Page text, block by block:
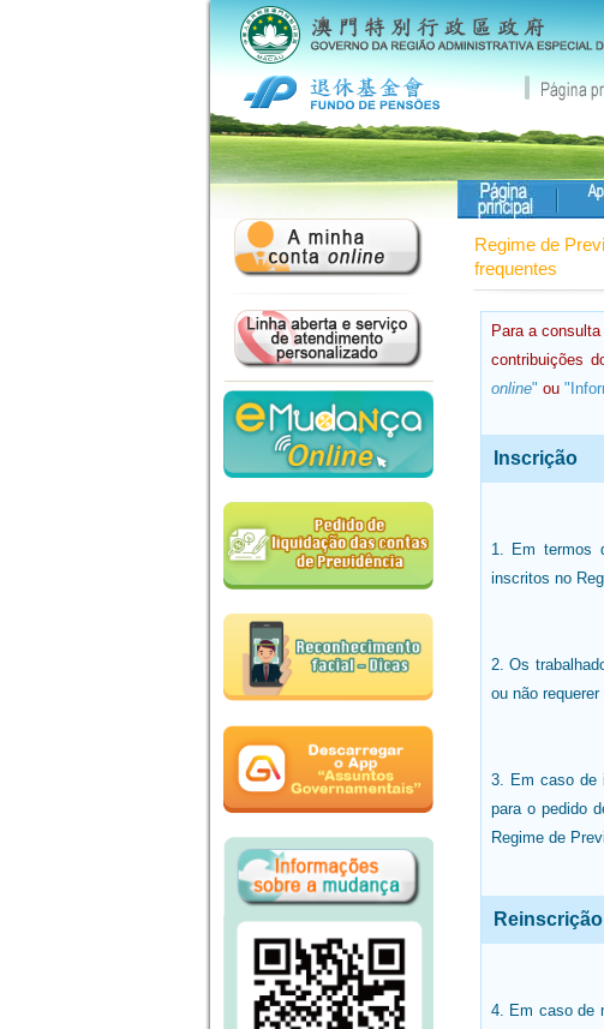
Regime de
frequentes
Para a
contribuições
online" ou
Inscrição
1. Em termos
inscritos no
2. Os
ou não
3. Em caso de
para o pedido
Regime de
Reinscrição
4. Em caso de